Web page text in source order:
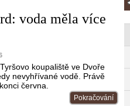
voda měla více
koupaliště ve Dvoře
nevyhřívané vodě. Právě
června.
Pokračování